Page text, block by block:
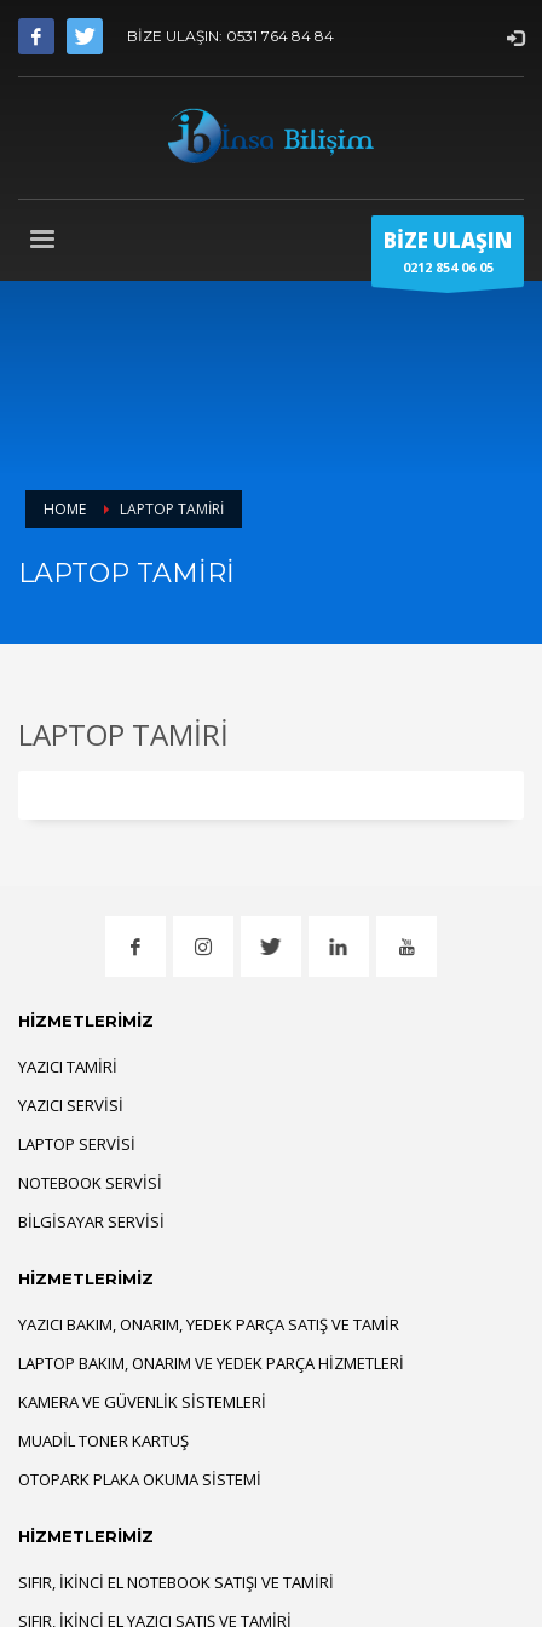
BİZE ULAŞIN: 0531 764 84 84
BİZE ULAŞIN
0212 854 06 05
HOME LAPTOP TAMİRİ
LAPTOP TAMİRİ
LAPTOP TAMİRİ
HİZMETLERİMİZ
YAZICI TAMIRI
YAZICI SERVISI
LAPTOP SERVISI
NOTEBOOK SERVISI
BILGISAYAR SERVISI
HİZMETLERİMİZ
YAZICI BAKIM, ONARIM, YEDEK PARÇA SATIŞ VE TAMIR
LAPTOP BAKIM, ONARIM VE YEDEK PARÇA HIZMETLERI
KAMERA VE GÜVENLIK SISTEMLERI
MUADIL TONER KARTUŞ
OTOPARK PLAKA OKUMA SISTEMI
HİZMETLERİMİZ
SIFIR, İKINCI EL NOTEBOOK SATIŞI VE TAMIRI
SIFIR, İKINCI EL YAZICI SATIŞ VE TAMIRI